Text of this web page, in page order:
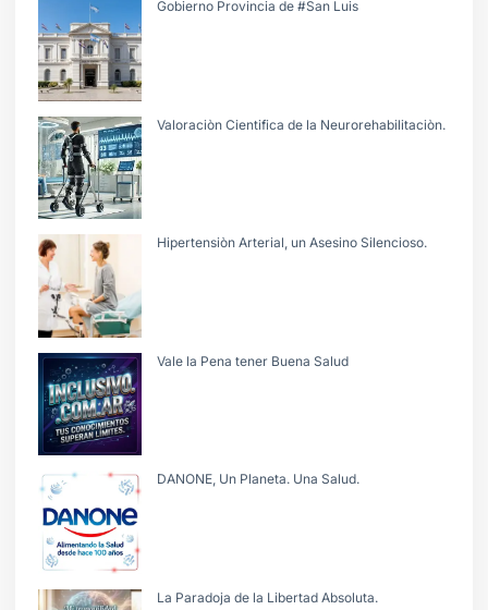
Gobierno Provincia de #San Luis
Valoraciòn Cientifica de la Neurorehabilitaciòn.
Hipertensiòn Arterial, un Asesino Silencioso.
Vale la Pena tener Buena Salud
DANONE, Un Planeta. Una Salud.
La Paradoja de la Libertad Absoluta.